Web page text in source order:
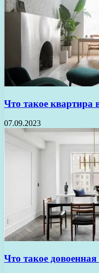
Что такое квартира
07.09.2023
Что такое